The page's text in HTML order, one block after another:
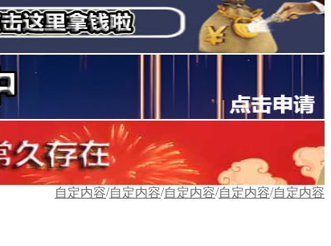
自定内容
/
自定内容
/
自定内容
/
自定内容
/
自定内容